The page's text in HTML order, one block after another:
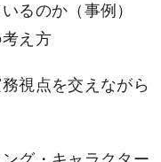
るのか（事例）
え方
視点を交えながら